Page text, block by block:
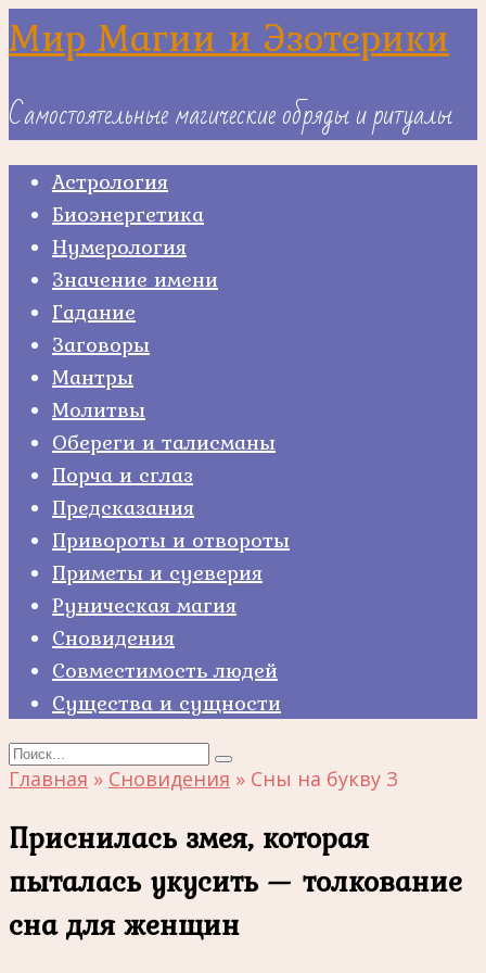
Skip
to
Мир Магии и Эзотерики
Самостоятельные магические обряды и ритуалы
Астрология
Биоэнергетика
Нумерология
Значение имени
Гадание
Заговоры
Мантры
Молитвы
Обереги и талисманы
Порча и сглаз
Предсказания
Привороты и отвороты
Приметы и суеверия
Руническая магия
Сновидения
Совместимость людей
Существа и сущности
Search
for:
Главная » Сновидения » Сны на букву З
Приснилась змея, которая
пыталась укусить — толкование
сна для женщин